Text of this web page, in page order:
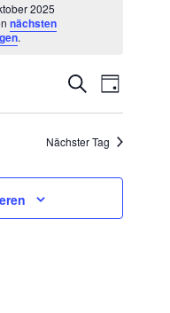
2025
nächsten
.
SUCHE
UND
Suche
Tag
Nächster Tag